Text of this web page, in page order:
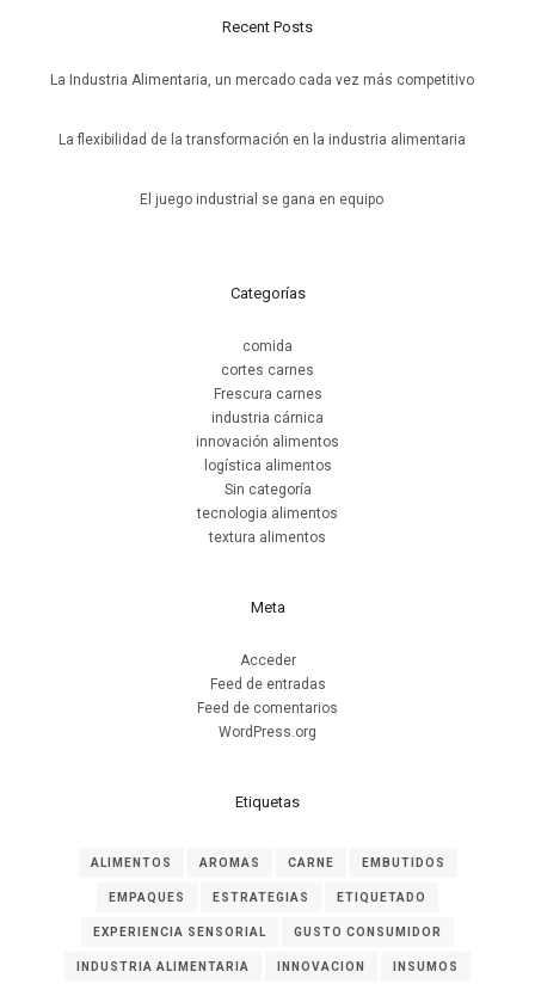
Recent Posts
La Industria Alimentaria, un mercado cada vez más competitivo
La flexibilidad de la transformación en la industria alimentaria
El juego industrial se gana en equipo
Categorías
comida
cortes carnes
Frescura carnes
industria cárnica
innovación alimentos
logística alimentos
Sin categoría
tecnologia alimentos
textura alimentos
Meta
Acceder
Feed de entradas
Feed de comentarios
WordPress.org
Etiquetas
ALIMENTOS AROMAS CARNE EMBUTIDOS
EMPAQUES ESTRATEGIAS ETIQUETADO
EXPERIENCIA SENSORIAL GUSTO CONSUMIDOR
INDUSTRIA ALIMENTARIA INNOVACION INSUMOS